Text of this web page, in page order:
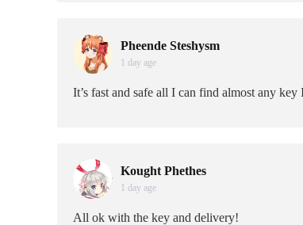
Pheende Steshysm
1 day age
It’s fast and safe all I can find almost any key
Kought Phethes
1 day age
All ok with the key and delivery!